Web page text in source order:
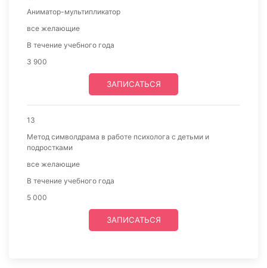
Аниматор-мультипликатор
все желающие
В течение учебного года
3 900
ЗАПИСАТЬСЯ
13
Метод символдрама в работе психолога с детьми и
подростками
все желающие
В течение учебного года
5 000
ЗАПИСАТЬСЯ